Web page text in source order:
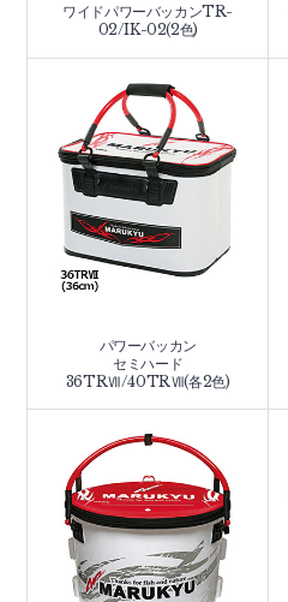
ワイドパワーバッカンTR-
02/IK-02(2色)
パワーバッカン
セミハード
36TRⅦ/40TRⅦ(各2色)